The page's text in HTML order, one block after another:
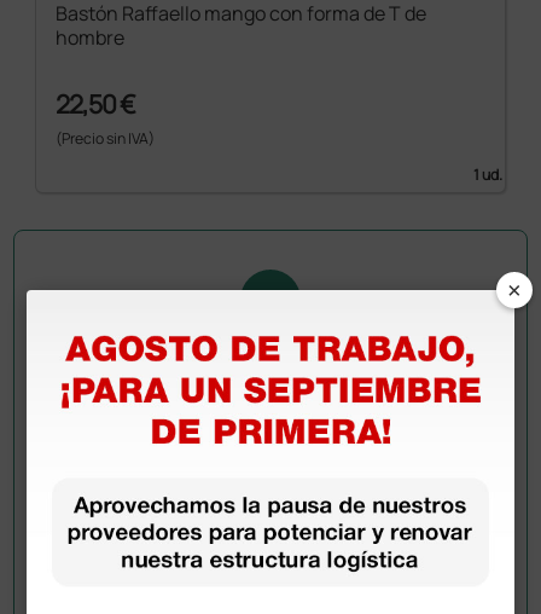
Bastón Raffaello mango con forma de T de
hombre
22,50 €
(Precio sin IVA)
1 ud.
Pregúntale a un colega
información?
Envía ahora mismo tu pregunta a los colegas que ya
han adquirido este producto.
×